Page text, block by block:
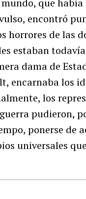
encontró
horrores de las
estaban
dama de
encarnaba los
los
pudieron,
ponerse de
universales